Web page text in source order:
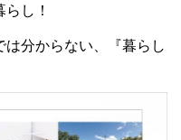
し！
は分からない、『暮らし